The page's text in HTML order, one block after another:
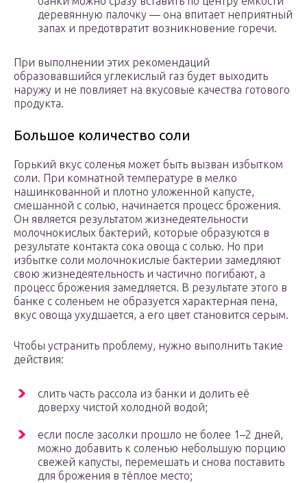
деревянную палочку — она впитает неприятный
запах и предотвратит возникновение горечи.
При выполнении этих рекомендаций
образовавшийся углекислый газ будет выходить
наружу и не повлияет на вкусовые качества готового
продукта.
Большое количество соли
Горький вкус соленья может быть вызван избытком
соли. При комнатной температуре в мелко
нашинкованной и плотно уложенной капусте,
смешанной с солью, начинается процесс брожения.
Он является результатом жизнедеятельности
молочнокислых бактерий, которые образуются в
результате контакта сока овоща с солью. Но при
избытке соли молочнокислые бактерии замедляют
свою жизнедеятельность и частично погибают, а
процесс брожения замедляется. В результате этого в
банке с соленьем не образуется характерная пена,
вкус овоща ухудшается, а его цвет становится серым.
Чтобы устранить проблему, нужно выполнить такие
действия:
слить часть рассола из банки и долить её
доверху чистой холодной водой;
если после засолки прошло не более 1–2 дней,
можно добавить к соленью небольшую порцию
свежей капусты, перемешать и снова поставить
для брожения в тёплое место;